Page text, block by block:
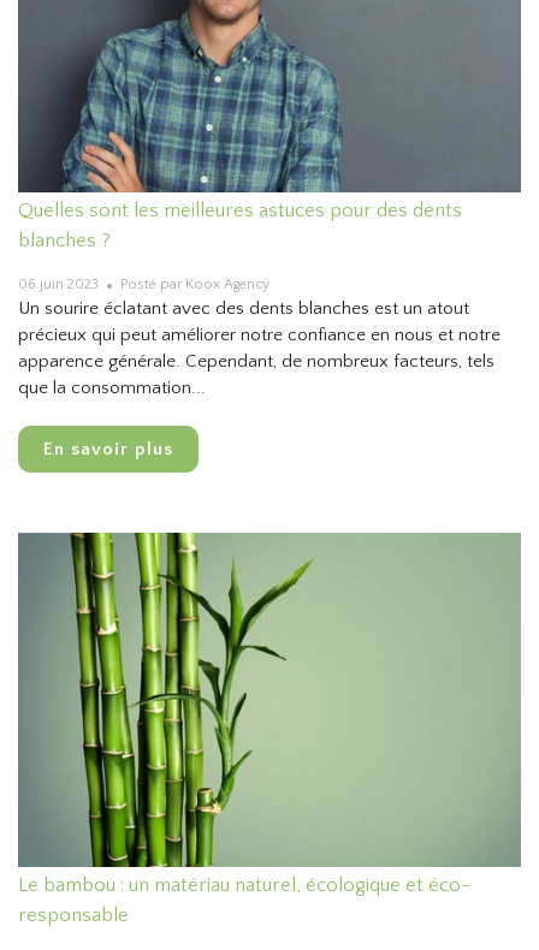
Quelles sont les meilleures astuces pour des dents
blanches ?
06 juin 2023 Posté par Koox Agency
Un sourire éclatant avec des dents blanches est un atout
précieux qui peut améliorer notre confiance en nous et notre
apparence générale. Cependant, de nombreux facteurs, tels
que la consommation...
En savoir plus
Le bambou : un matériau naturel, écologique et éco-
responsable